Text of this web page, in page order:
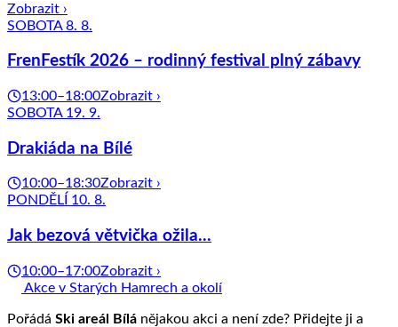
Zobrazit ›
SOBOTA 8. 8.
FrenFestík 2026 – rodinný festival plný zábavy
13:00–18:00Zobrazit ›
SOBOTA 19. 9.
Drakiáda na Bílé
10:00–18:30Zobrazit ›
PONDĚLÍ 10. 8.
Jak bezová větvička ožila...
10:00–17:00Zobrazit ›
Akce v Starých Hamrech a okolí
Pořádá Ski areál Bílá nějakou akci a není zde? Přidejte ji a